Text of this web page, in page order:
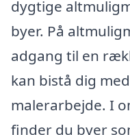
dygtige
byer. På
adgang til en
kan bistå dig
malerarbejde. I
finder du byer